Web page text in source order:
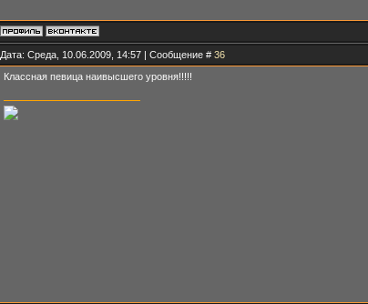
Дата: Среда, 10.06.2009, 14:57 | Сообщение # 36
Классная певица наивысшего уровня!!!!!